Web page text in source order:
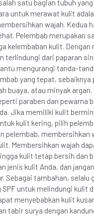
satu bagian tubuh
untuk merawat kulit
wajah. Kedua
Pelembab merupakan
kelembaban kulit.
terlindungi dari paparan
mengurangi tanda-
yang tepat,
buaya, atau minyak
paraben dan pewarna
Jika memiliki kulit
kulit kering, pilih
pelembab,
Membersihkan wajah
kulit tetap bersih dan
jenis kulit Anda, dan
Sebagai tambahan, selalu
SPF untuk melindungi kulit
menyebabkan kulit
tabir surya dengan